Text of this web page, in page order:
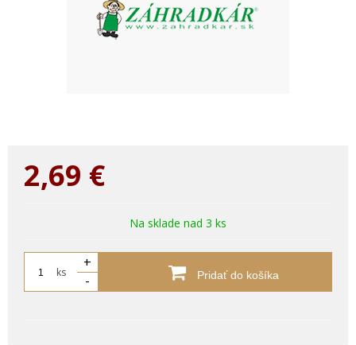
2,69 €
Na sklade nad 3 ks
ks
+
-
Pridať do košíka